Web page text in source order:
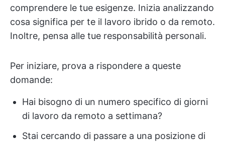
comprendere le tue esigenze. Inizia analizzando
cosa significa per te il lavoro ibrido o da remoto.
Inoltre, pensa alle tue responsabilità personali.
Per iniziare, prova a rispondere a queste
domande:
Hai bisogno di un numero specifico di giorni
di lavoro da remoto a settimana?
Stai cercando di passare a una posizione di